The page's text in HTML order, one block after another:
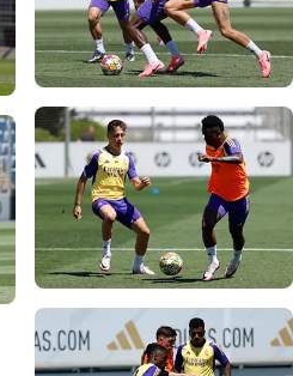
صورة: Real Madrid
صورة: Real Madrid